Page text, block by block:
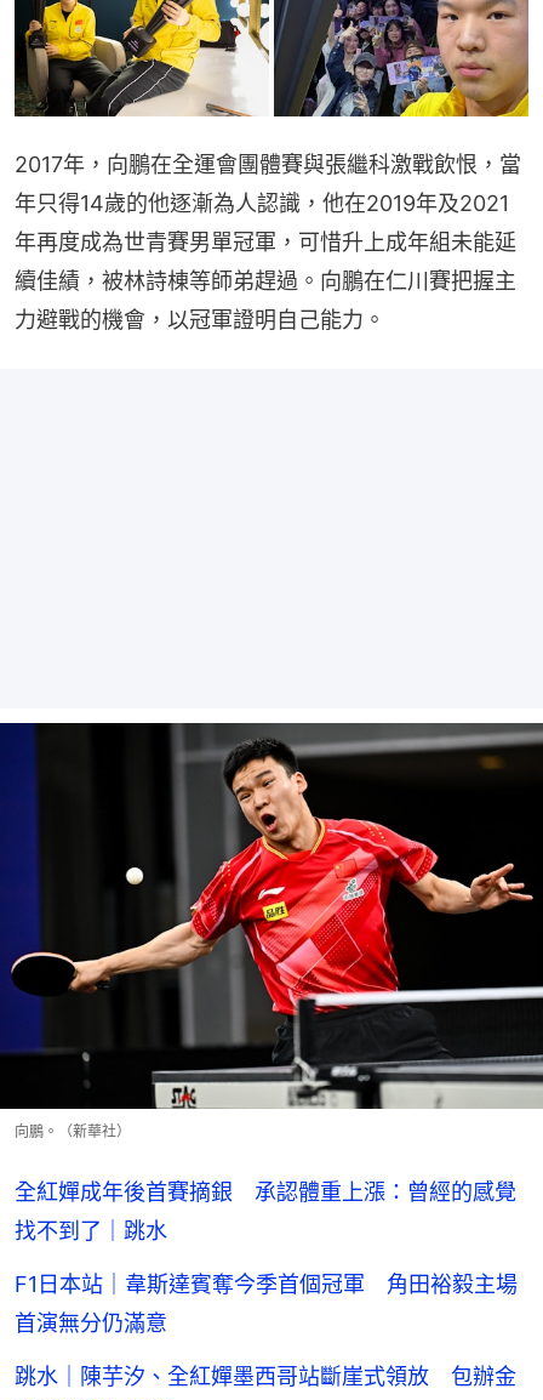
2017年，向鵬在全運會團體賽與張繼科激戰飲恨，當
年只得14歲的他逐漸為人認識，他在2019年及2021
年再度成為世青賽男單冠軍，可惜升上成年組未能延
續佳績，被林詩棟等師弟趕過。向鵬在仁川賽把握主
力避戰的機會，以冠軍證明自己能力。
向鵬。（新華社）
全紅嬋成年後首賽摘銀 承認體重上漲：曾經的感覺
找不到了｜跳水
F1日本站｜韋斯達賓奪今季首個冠軍 角田裕毅主場
首演無分仍滿意
跳水｜陳芋汐、全紅嬋墨西哥站斷崖式領放 包辦金